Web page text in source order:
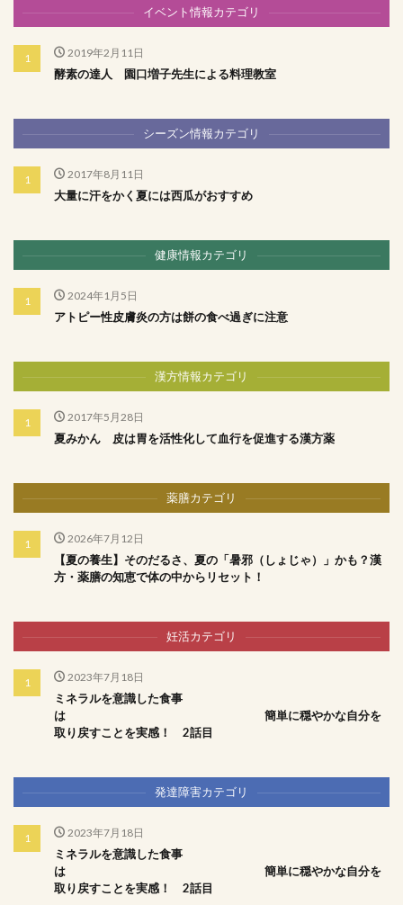
イベント情報カテゴリ
2019年2月11日
酵素の達人 園口増子先生による料理教室
シーズン情報カテゴリ
2017年8月11日
大量に汗をかく夏には西瓜がおすすめ
健康情報カテゴリ
2024年1月5日
アトピー性皮膚炎の方は餅の食べ過ぎに注意
漢方情報カテゴリ
2017年5月28日
夏みかん 皮は胃を活性化して血行を促進する漢方薬
薬膳カテゴリ
2026年7月12日
【夏の養生】そのだるさ、夏の「暑邪（しょじゃ）」かも？漢
方・薬膳の知恵で体の中からリセット！
妊活カテゴリ
2023年7月18日
ミネラルを意識した食事
は 簡単に穏やかな自分を
取り戻すことを実感！ 2話目
発達障害カテゴリ
2023年7月18日
ミネラルを意識した食事
は 簡単に穏やかな自分を
取り戻すことを実感！ 2話目